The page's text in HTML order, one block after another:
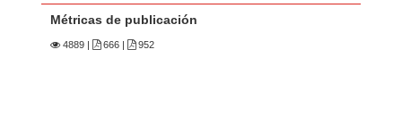
Métricas de publicación
4889 | 666 | 952